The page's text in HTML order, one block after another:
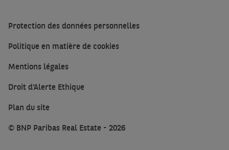
Protection des données personnelles
Politique en matière de cookies
Mentions légales
Droit d’Alerte Ethique
Plan du site
© BNP Paribas Real Estate - 2026